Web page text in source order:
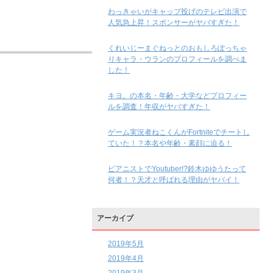
わっきゃいがキャップ投げのテレビ出演で
人気急上昇！スポンサーがヤバすぎた！
くれいじーまぐねっとのおもしろぽっちゃ
りキャラ・ウランのプロフィールを調べま
した！
キヨ。の本名・年齢・大学などプロフィー
ルを調査！年収がヤバすぎた！
ゲーム実況者ねこくんがFortniteでチートし
ていた！？本名や年齢・素顔に迫る！
ピアニストでYoutuber!?鈴木ゆゆうたって
何者！？天才と呼ばれる理由がヤバイ！
アーカイブ
2019年5月
2019年4月